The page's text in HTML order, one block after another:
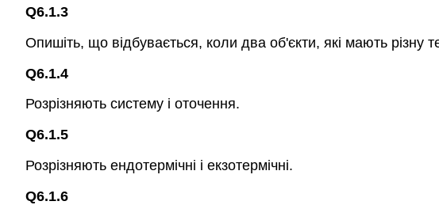
Q6.1.3
Опишіть, що відбувається, коли два об'єкти, які мають різну
Q6.1.4
Розрізняють систему і оточення.
Q6.1.5
Розрізняють ендотермічні і екзотермічні.
Q6.1.6